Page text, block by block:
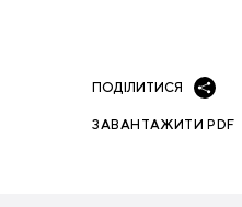
ПОДІЛИТИСЯ
ЗАВАНТАЖИТИ PDF